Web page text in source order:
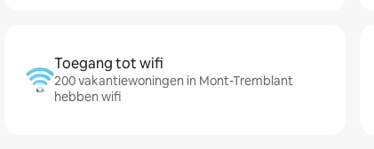
Toegang tot wifi
200 vakantiewoningen in Mont-Tremblant
hebben wifi